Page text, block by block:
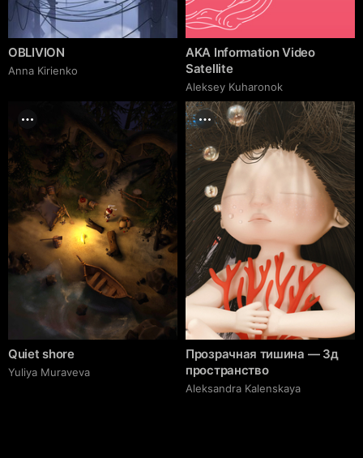
OBLIVION
Anna Kirienko
AKA Information Video
Satellite
Aleksey Kuharonok
Quiet shore
Yuliya Muraveva
Прозрачная тишина — 3д
пространство
Aleksandra Kalenskaya